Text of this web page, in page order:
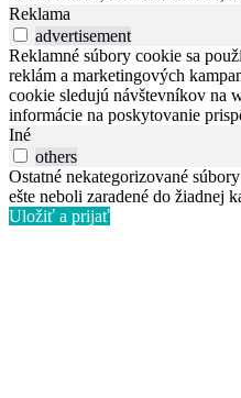
Reklama
advertisement
Reklamné súbory cookie sa
reklám a marketingových
cookie sledujú návštevníkov na
informácie na poskytovanie
Iné
others
Ostatné nekategorizované
ešte neboli zaradené do žiadnej
Uložiť a prijať